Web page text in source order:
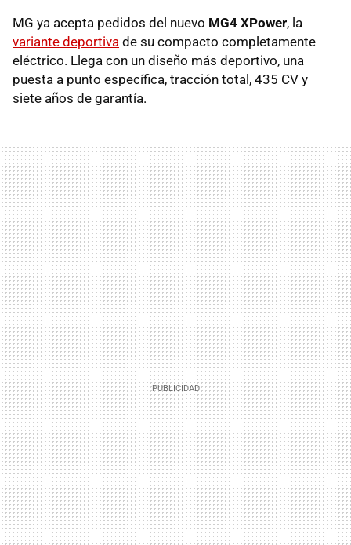
MG ya acepta pedidos del nuevo MG4 XPower, la
variante deportiva de su compacto completamente
eléctrico. Llega con un diseño más deportivo, una
puesta a punto específica, tracción total, 435 CV y
siete años de garantía.